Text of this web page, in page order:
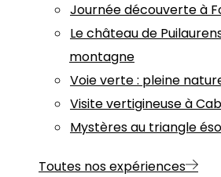
Journée découverte à
Le château de
montagne
Voie verte : pleine
Visite vertigineuse à
Mystères au triangle
Toutes nos expériences